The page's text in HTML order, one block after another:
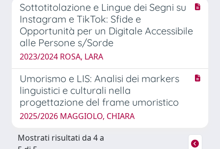
Sottotitolazione e Lingue dei Segni su
Instagram e TikTok: Sfide e
Opportunità per un Digitale Accessibile
alle Persone s/Sorde
2023/2024 ROSA, LARA
Umorismo e LIS: Analisi dei markers
linguistici e culturali nella
progettazione del frame umoristico
2025/2026 MAGGIOLO, CHIARA
Mostrati risultati da 4 a